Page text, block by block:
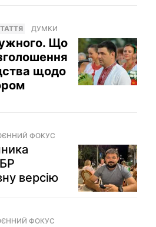
ДУМКИ
Що
щодо
ФОКУС
версію
ФОКУС